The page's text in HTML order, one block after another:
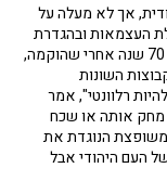
אך לא מעלה על
העצמאות ובהגדרת
ישראל כבית לעם היהודי. קרמניצר, מנגד, הדגיש כי 70 שנה אחרי שהוקמה,
השונות
רלוונטי", אמר
מחק אותה או שכח
הנוגדת את
העם היהודי אבל